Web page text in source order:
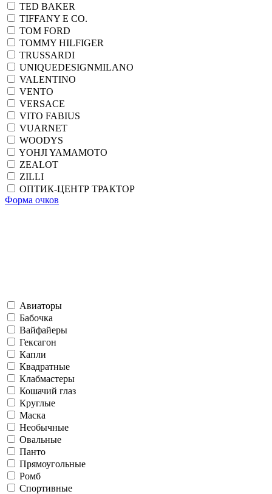
TED BAKER
TIFFANY E CO.
TOM FORD
TOMMY HILFIGER
TRUSSARDI
UNIQUEDESIGNMILANO
VALENTINO
VENTO
VERSACE
VITO FABIUS
VUARNET
WOODYS
YOHJI YAMAMOTO
ZEALOT
ZILLI
ОПТИК-ЦЕНТР ТРАКТОР
Форма очков
Авиаторы
Бабочка
Вайфайеры
Гексагон
Капли
Квадратные
Клабмастеры
Кошачий глаз
Круглые
Маска
Необычные
Овальные
Панто
Прямоугольные
Ромб
Спортивные